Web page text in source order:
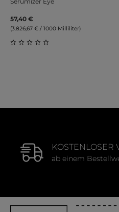
57,40 €
(3.826,67 € / 1000 Milliliter)
Durchschnittliche
KOSTENLOSER
ab einem